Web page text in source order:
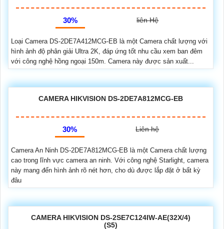
30% liên Hệ
Loại Camera DS-2DE7A412MCG-EB là một Camera chất lượng với
hình ảnh độ phân giải Ultra 2K, đáp ứng tốt nhu cầu xem ban đêm
với công nghệ hồng ngoại 150m. Camera này được sản xuất...
CAMERA HIKVISION DS-2DE7A812MCG-EB
30% Liên hệ
Camera An Ninh DS-2DE7A812MCG-EB là một Camera chất lượng
cao trong lĩnh vực camera an ninh. Với công nghệ Starlight, camera
này mang đến hình ảnh rõ nét hơn, cho dù được lắp đặt ở bất kỳ
đâu
CAMERA HIKVISION DS-2SE7C124IW-AE(32X/4)
(S5)